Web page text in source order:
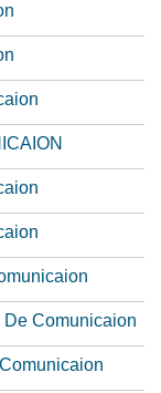
De Comunicaion